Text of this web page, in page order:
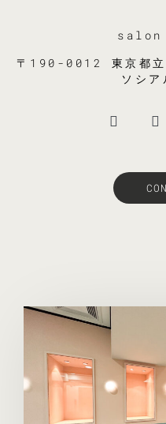
salon
〒190-0012 東京都立
ソシ